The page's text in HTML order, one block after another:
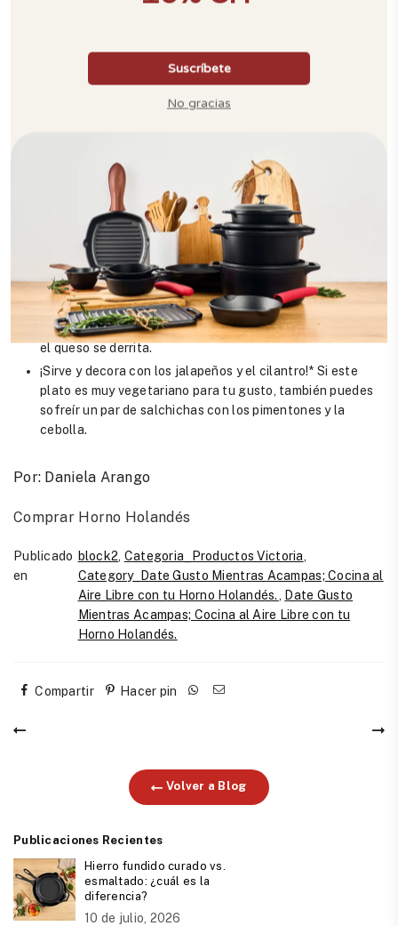
Vierte 1/2 taza de salsa mexicana en elHorno Holandés
cubriendo el fondo del mismo.
Para armar las enchiladas, coloca las cebollas y los
Enrolla la tortilla alrededor de los rellenos y luego coloca
la enchilada (con la unión de los lados de la tortilla hacia
abajo), en elDutch Oven
Repite este proceso con las tortillas restantes.
Cubre las enchiladas con el resto de la salsa y el queso y
tapa el
Dutch Oven.
Pon de nuevo elHorno Holandéssobre la fogata y deja
que la preparación se cocine unos 10 minutos, hasta que
el queso se derrita.
¡Sirve y decora con los jalapeños y el cilantro!* Si este
plato es muy vegetariano para tu gusto, también puedes
sofreír un par de salchichas con los pimentones y la
cebolla.
Por: Daniela Arango
Comprar Horno Holandés
Publicado
en
block2 Categoria_Productos Victoria
Category_Date Gusto Mientras Acampas; Cocina al
Aire Libre con tu Horno Holandés.
Date Gusto
Mientras Acampas; Cocina al Aire Libre con tu
Horno Holandés.
Compartir Hacer pin
Volver a Blog
Publicaciones Recientes
Hierro fundido curado vs.
esmaltado: ¿cuál es la
diferencia?
10 de julio, 2026